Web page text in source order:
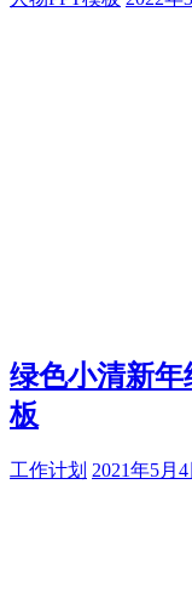
绿色小清新
板
工作计划 2021年5月4